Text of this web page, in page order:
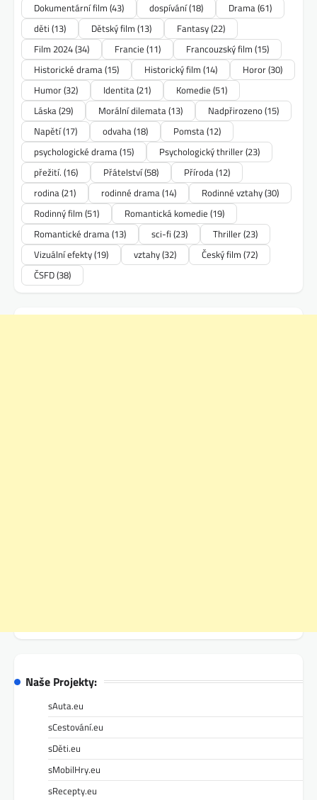
Dokumentární film (43) dospívání(18) Drama(61)
děti (13) Dětský film (13) Fantasy(22)
Film 2024(34) Francie (11) Francouzský film (15)
Historické drama(15) Historický film (14) Horor(30)
Humor(32) Identita(21) Komedie (51)
Láska(29) Morální dilemata(13) Nadpřirozeno(15)
Napětí(17) odvaha(18) Pomsta(12)
psychologické drama(15) Psychologický thriller(23)
přežití. (16) Přátelství(58) Příroda(12)
rodina(21) rodinné drama(14) Rodinné vztahy(30)
Rodinný film (51) Romantická komedie (19)
Romantické drama(13) sci-fi (23) Thriller(23)
Vizuální efekty(19) vztahy(32) Český film (72)
ČSFD(38)
Naše Projekty:
sAuta.eu
sCestování.eu
sDěti.eu
sMobilHry.eu
sRecepty.eu